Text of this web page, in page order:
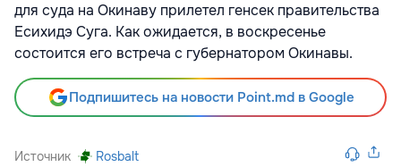
для суда на Окинаву прилетел генсек правительства
Есихидэ Суга. Как ожидается, в воскресенье
состоится его встреча с губернатором Окинавы.
Подпишитесь на новости Point.md в Google
Источник Rosbalt